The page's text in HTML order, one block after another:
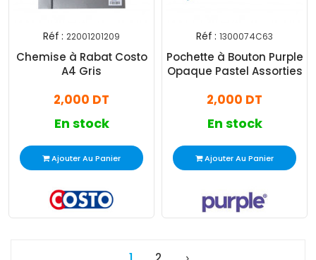
Réf : 22001201209
Chemise à Rabat Costo
A4 Gris
2,000 DT
En stock
Ajouter Au Panier
Réf : 1300074C63
Pochette à Bouton Purple
Opaque Pastel Assorties
2,000 DT
En stock
Ajouter Au Panier